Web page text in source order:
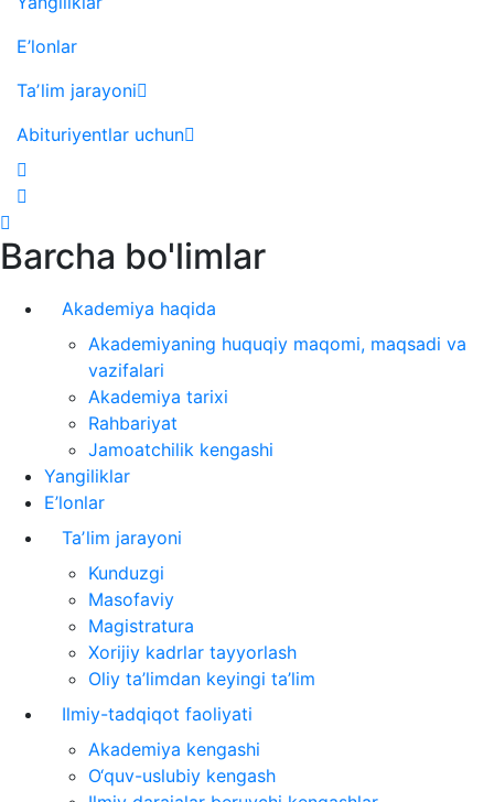
E’lonlar
Taʼlim jarayoni
Abituriyentlar uchun
Barcha bo'limlar
Akademiya haqida
Akademiyaning huquqiy maqomi, maqsadi va
vazifalari
Akademiya tarixi
Rahbariyat
Jamoatchilik kengashi
Yangiliklar
E’lonlar
Taʼlim jarayoni
Kunduzgi
Masofaviy
Magistratura
Xorijiy kadrlar tayyorlash
Oliy ta’limdan keyingi ta’lim
Ilmiy-tadqiqot faoliyati
Akademiya kengashi
O‘quv-uslubiy kengash